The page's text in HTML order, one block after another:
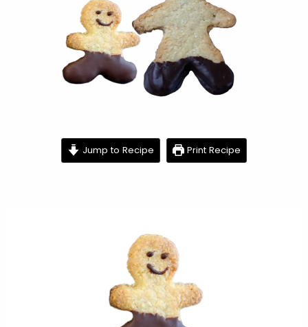
Jump to Recipe Print Recipe
minutes minutes minutes